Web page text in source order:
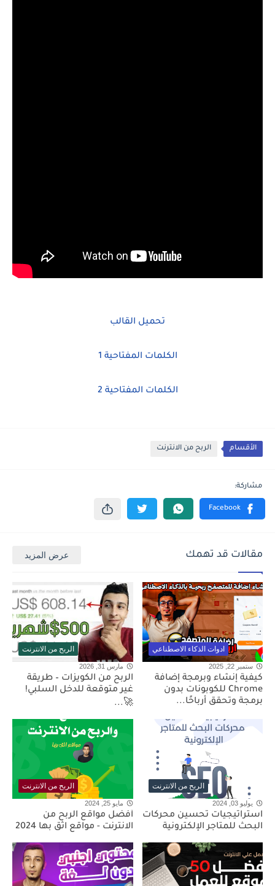
تحميل القالب
الكلمات المفتاحية 1
الكلمات المفتاحية 2
الأقسام الربح من الانترنت
مقالات قد تهمك عرض المزيد
ادوات الذكاء الاصطناعي
ستمبر 22, 2025
كيفية إنشاء وبرمجة إضافة
Chrome للكوبونات بدون
برمجة وتحقق أرباحًا...
الربح من الانترنت
مارس 31, 2026
الربح من الكويزات – طريقة
غير متوقعة للدخل السلبي!
🚀...
الربح من الانترنت
يوليو 03, 2024
استراتيجيات تحسين محركات
البحث للمتاجر الإلكترونية
الربح من الانترنت
مايو 25, 2024
أفضل مواقع الربح من
الانترنت - مواقع اثق بها 2024